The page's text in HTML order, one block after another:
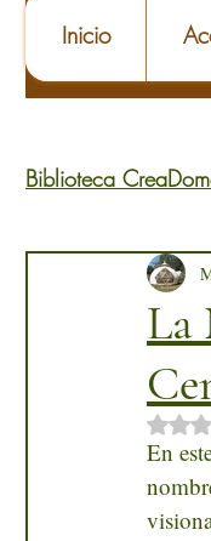
Inicio
Biblioteca
🌱 APRENDER
La
En